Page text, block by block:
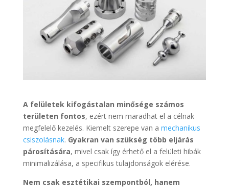
A felületek kifogástalan minősége számos
területen fontos, ezért nem maradhat el a célnak
megfelelő kezelés. Kiemelt szerepe van a mechanikus
csiszolásnak. Gyakran van szükség több eljárás
párosítására, mivel csak így érhető el a felületi hibák
minimalizálása, a specifikus tulajdonságok elérése.
Nem csak esztétikai szempontból, hanem